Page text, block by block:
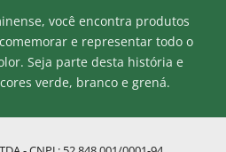
você encontra produtos
e representar todo o
Seja parte desta história e
verde, branco e grená.